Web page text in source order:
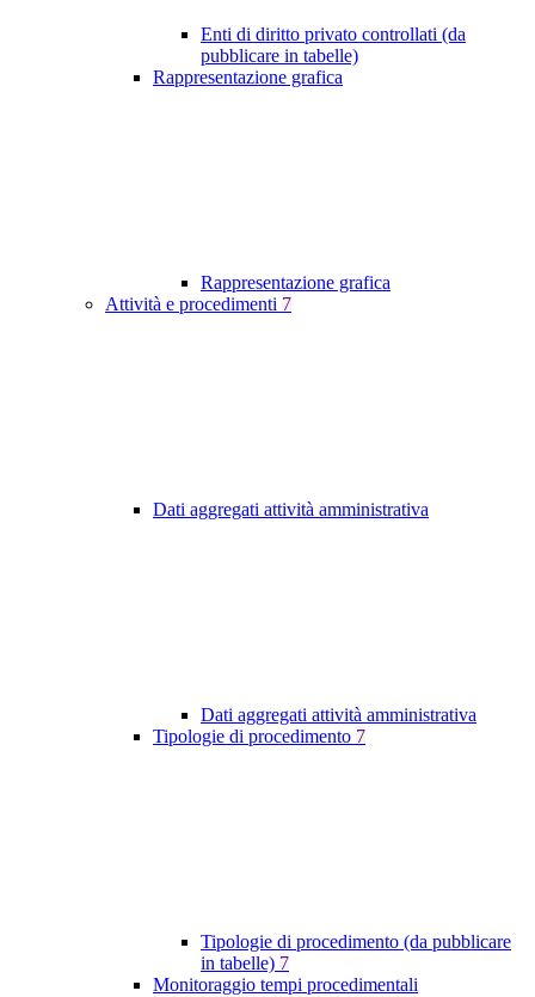
Enti di diritto privato controllati (da
pubblicare in tabelle)
Rappresentazione grafica
Rappresentazione grafica
Attività e procedimenti 7
Dati aggregati attività amministrativa
Dati aggregati attività amministrativa
Tipologie di procedimento 7
Tipologie di procedimento (da pubblicare
in tabelle) 7
Monitoraggio tempi procedimentali